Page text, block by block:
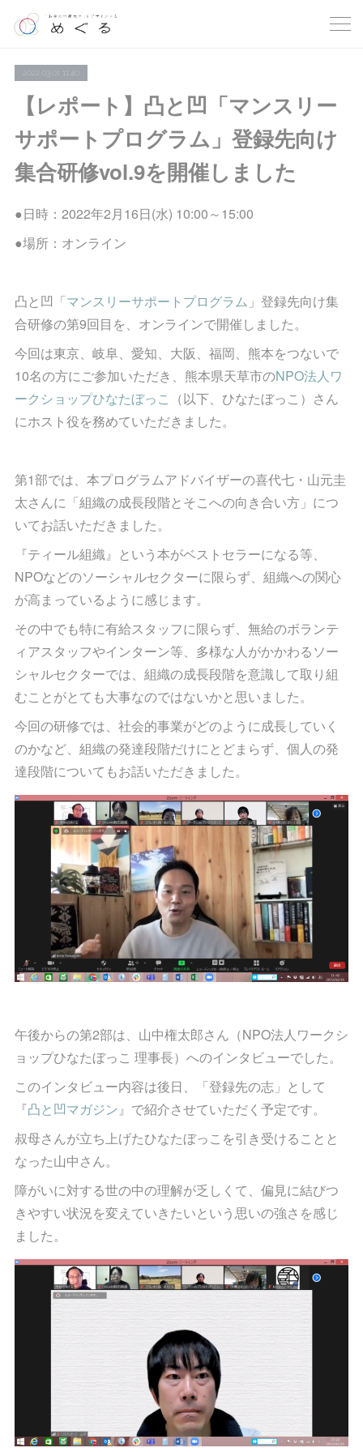
2022.03.01 11:40
【レポート】凸と凹「マンスリー
サポートプログラム」登録先向け
集合研修vol.9を開催しました
●日時：2022年2月16日(水) 10:00～15:00
●場所：オンライン
凸と凹「マンスリーサポートプログラム 」登録先向け集
合研修の第9回目を、オンラインで開催しました。
今回は東京、岐阜、愛知、大阪、福岡、熊本をつないで
10名の方にご参加いただき、熊本県天草市のNPO法人ワ
ークショップひなたぼっこ （以下、ひなたぼっこ）さん
にホスト役を務めていただきました。
第1部では、本プログラムアドバイザーの喜代七・山元圭
太さんに「組織の成長段階とそこへの向き合い方」につ
いてお話いただきました。
『ティール組織』という本がベストセラーになる等、
NPOなどのソーシャルセクターに限らず、組織への関心
が高まっているように感じます。
その中でも特に有給スタッフに限らず、無給のボランテ
ィアスタッフやインターン等、多様な人がかかわるソー
シャルセクターでは、組織の成長段階を意識して取り組
むことがとても大事なのではないかと思いました。
今回の研修では、社会的事業がどのように成長していく
のかなど、組織の発達段階だけにとどまらず、個人の発
達段階についてもお話いただきました。
午後からの第2部は、山中権太郎さん（NPO法人ワークシ
ョップひなたぼっこ 理事長）へのインタビューでした。
このインタビュー内容は後日、「登録先の志」として
『凸と凹マガジン』で紹介させていただく予定です。
叔母さんが立ち上げたひなたぼっこを引き受けることと
なった山中さん。
障がいに対する世の中の理解が乏しくて、偏見に結びつ
きやすい状況を変えていきたいという思いの強さを感じ
ました。